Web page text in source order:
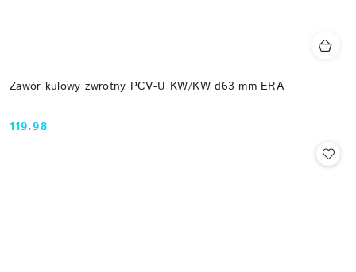
Zawór kulowy zwrotny PCV-U KW/KW d63 mm ERA
Cena:
119.98